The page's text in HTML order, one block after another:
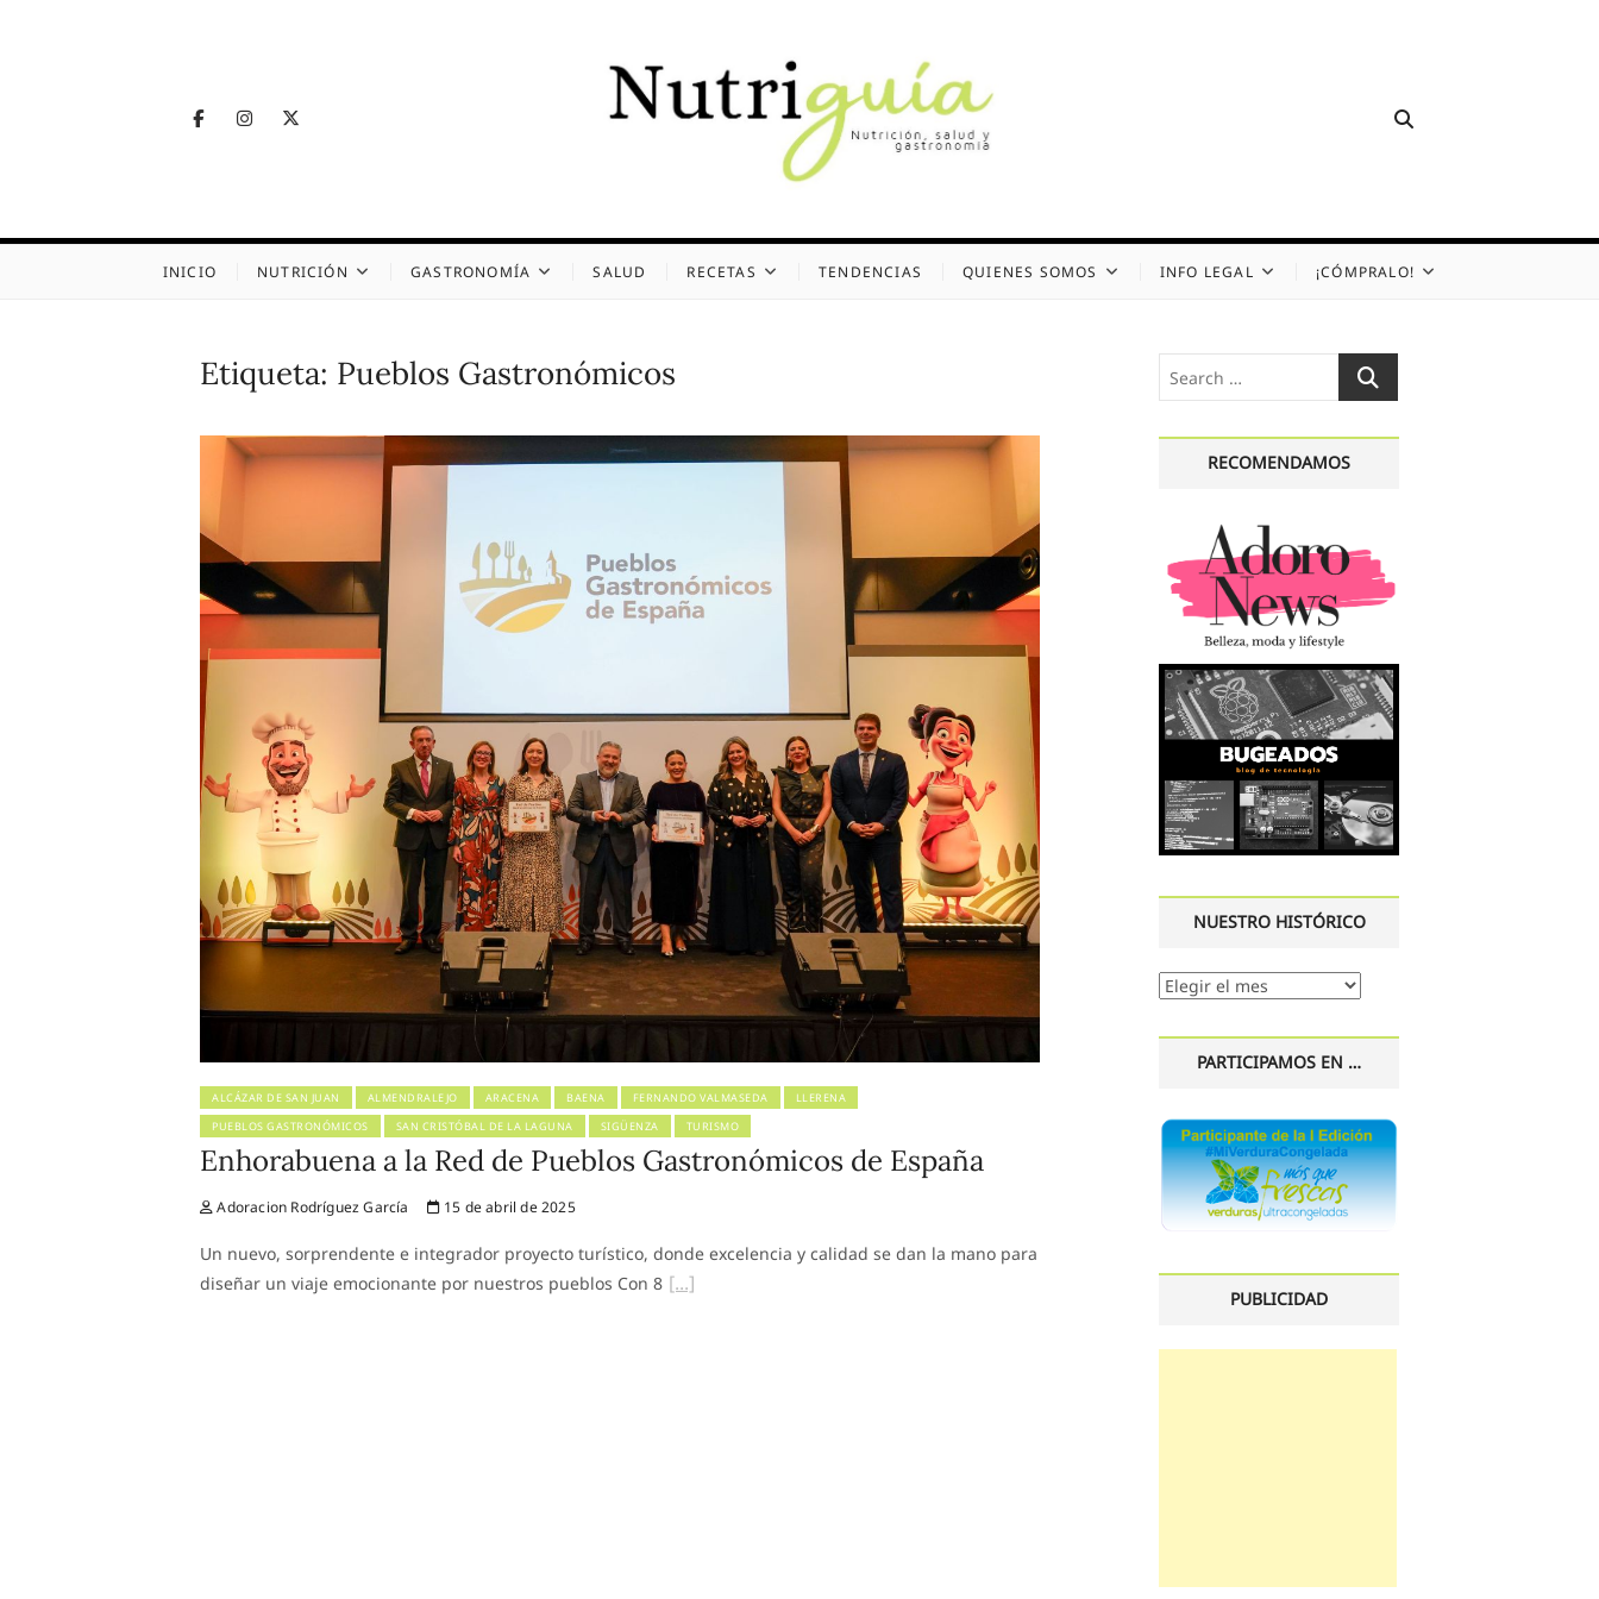
FacebookInstagram
INICIO NUTRICIÓN GASTRONOMÍA SALUD RECETAS TENDENCIAS QUIENES SOMOS INFO LEGAL ¡CÓMPRALO!
Etiqueta: Pueblos Gastronómicos
ALCÁZAR DE SAN JUAN ALMENDRALEJO ARACENA BAENA FERNANDO VALMASEDA
LLERENA
PUEBLOS GASTRONÓMICOS
SAN CRISTÓBAL DE LA LAGUNA SIGÜENZA TURISMO
Enhorabuena a la Red de Pueblos Gastronómicos de España
Adoracion Rodríguez García 15 de abril de 2025
Un nuevo, sorprendente e integrador proyecto turístico, donde excelencia y calidad se dan la mano para
diseñar un viaje emocionante por nuestros pueblos Con 8
Search
…
RECOMENDAMOS
NUESTRO HISTÓRICO
Nuestro
PARTICIPAMOS EN …
PUBLICIDAD